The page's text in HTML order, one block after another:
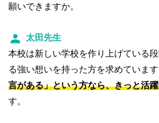
願いできますか。
太田先生
本校は新しい学校を作り上げている
る強い想いを持った方を求めていま
言がある」という方なら、きっと活
す。